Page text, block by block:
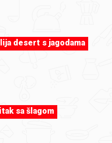
traže
desert s jagodama
sa šlagom